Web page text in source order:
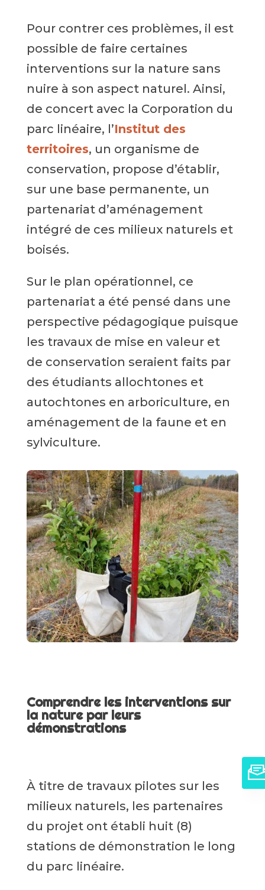
Pour contrer ces problèmes, il est
possible de faire certaines
interventions sur la nature sans
nuire à son aspect naturel. Ainsi,
de concert avec la Corporation du
parc linéaire, l’Institut des
territoires, un organisme de
conservation, propose d’établir,
sur une base permanente, un
partenariat d’aménagement
intégré de ces milieux naturels et
boisés.
Sur le plan opérationnel, ce
partenariat a été pensé dans une
perspective pédagogique puisque
les travaux de mise en valeur et
de conservation seraient faits par
des étudiants allochtones et
autochtones en arboriculture, en
aménagement de la faune et en
sylviculture.
Comprendre les interventions sur
la nature par leurs
démonstrations
À titre de travaux pilotes sur les
milieux naturels, les partenaires
du projet ont établi huit (8)
stations de démonstration le long
du parc linéaire.